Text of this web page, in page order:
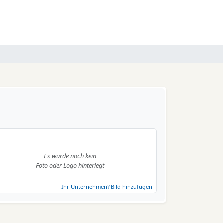
Es wurde noch kein
Foto oder Logo hinterlegt
Ihr Unternehmen? Bild hinzufügen